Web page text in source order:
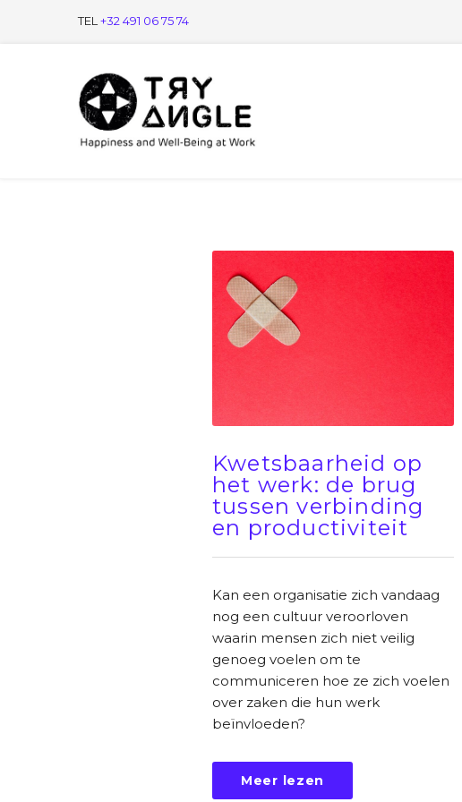
TEL +32 491 06 75 74
Kwetsbaarheid op
het werk: de brug
tussen verbinding
en productiviteit
Kan een organisatie zich vandaag
nog een cultuur veroorloven
waarin mensen zich niet veilig
genoeg voelen om te
communiceren hoe ze zich voelen
over zaken die hun werk
beïnvloeden?
Meer lezen